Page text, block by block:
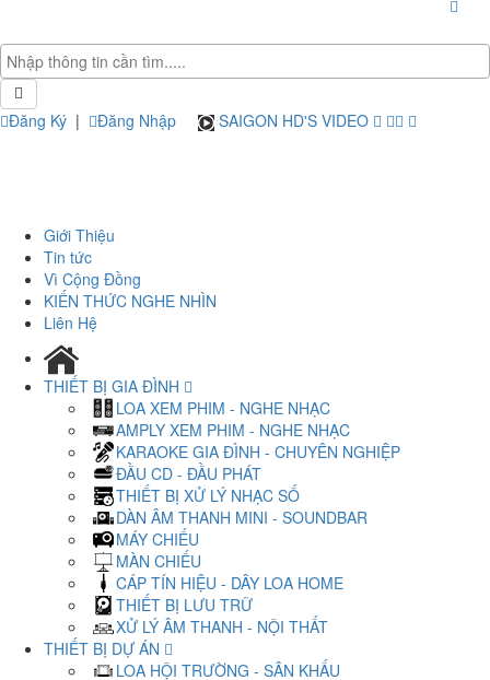
Đăng Ký | Đăng Nhập SAIGON HD'S VIDEO
Giới Thiệu
Tin tức
Vì Cộng Đồng
KIẾN THỨC NGHE NHÌN
Liên Hệ
THIẾT BỊ GIA ĐÌNH
LOA XEM PHIM - NGHE NHẠC
AMPLY XEM PHIM - NGHE NHẠC
KARAOKE GIA ĐÌNH - CHUYÊN NGHIỆP
ĐẦU CD - ĐẦU PHÁT
THIẾT BỊ XỬ LÝ NHẠC SỐ
DÀN ÂM THANH MINI - SOUNDBAR
MÁY CHIẾU
MÀN CHIẾU
CÁP TÍN HIỆU - DÂY LOA HOME
THIẾT BỊ LƯU TRỮ
XỬ LÝ ÂM THANH - NỘI THẤT
THIẾT BỊ DỰ ÁN
LOA HỘI TRƯỜNG - SÂN KHẤU